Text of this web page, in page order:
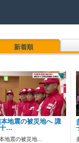
新着順
本地震の被災地へ 諏
…
地震の被災地…